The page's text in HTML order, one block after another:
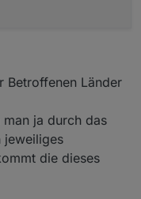
Betroffenen Länder
ja durch das
jeweiliges
die dieses